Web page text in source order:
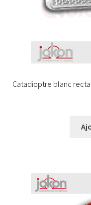
Catadioptre blanc